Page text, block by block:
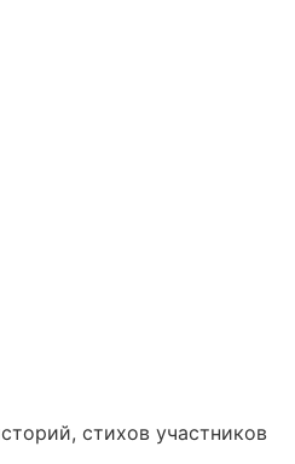
стихов участников